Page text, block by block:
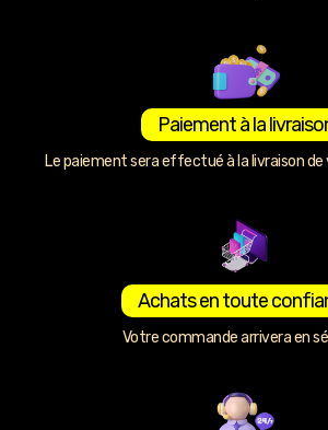
Paiement à la
Le paiement sera effectué à la livraison
Achats en toute
Votre commande arrivera en